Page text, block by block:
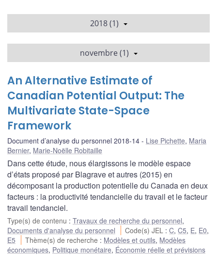
2018 (1)
novembre (1)
An Alternative Estimate of
Canadian Potential Output: The
Multivariate State-Space
Framework
Document d’analyse du personnel 2018-14 Lise Pichette, Maria
Bernier, Marie-Noëlle Robitaille
Dans cette étude, nous élargissons le modèle espace
d’états proposé par Blagrave et autres (2015) en
décomposant la production potentielle du Canada en deux
facteurs : la productivité tendancielle du travail et le facteur
travail tendanciel.
Type(s) de contenu : Travaux de recherche du personnel,
Documents d'analyse du personnel
Code(s) JEL :C,C5, E, E0,
E5
Thème(s) de recherche : Modèles et outils, Modèles
économiques, Politique monétaire, Économie réelle et prévisions